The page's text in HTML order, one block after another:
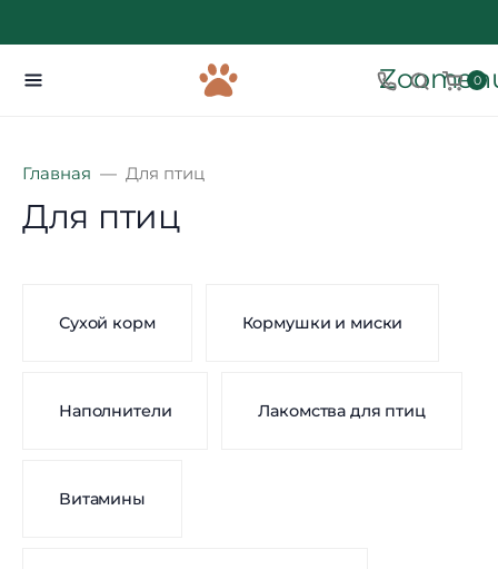
0
Главная Для птиц
Для птиц
Сухой корм Кормушки и миски
Наполнители Лакомства для птиц
Витамины